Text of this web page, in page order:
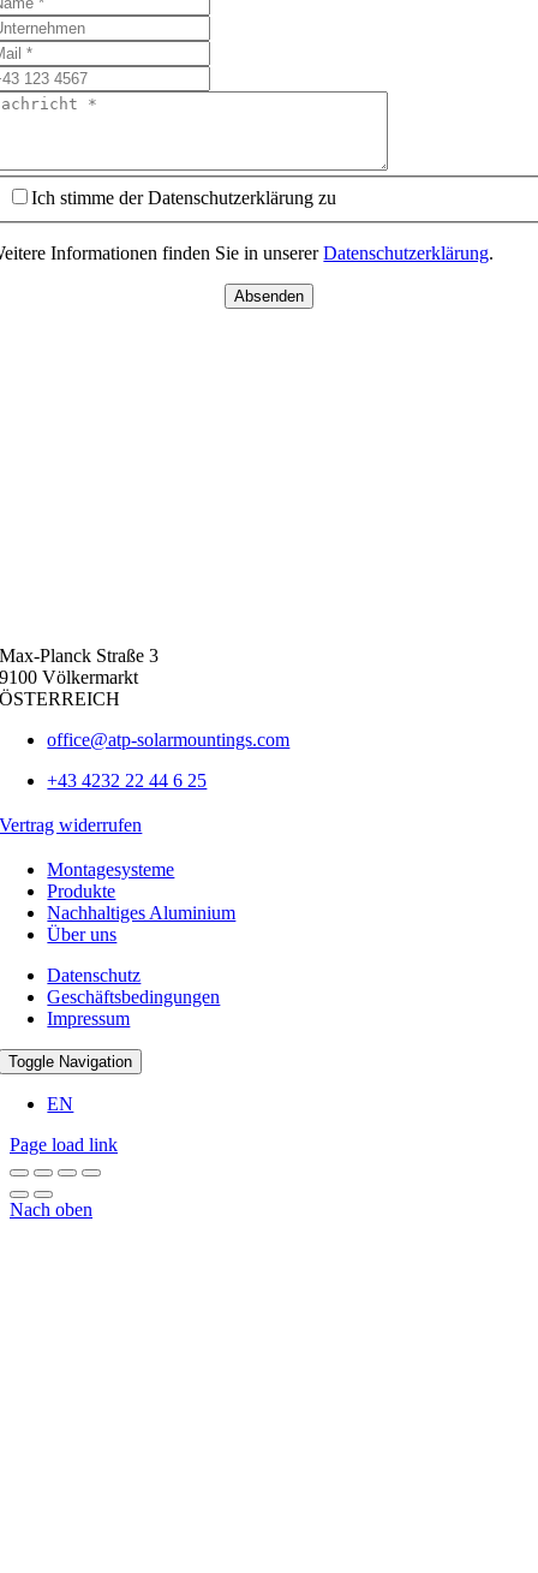
Ich stimme der Datenschutzerklärung zu
Informationen finden Sie in unsererDatenschutzerklärung.
Absenden
Max-Planck Straße 3
9100 Völkermarkt
ÖSTERREICH
office@atp-solarmountings.com
+43 4232 22 44 6 25
Vertrag widerrufen
Montagesysteme
Produkte
Nachhaltiges Aluminium
Über uns
Datenschutz
Geschäftsbedingungen
Impressum
Toggle Navigation
EN
Page load link
Nach oben